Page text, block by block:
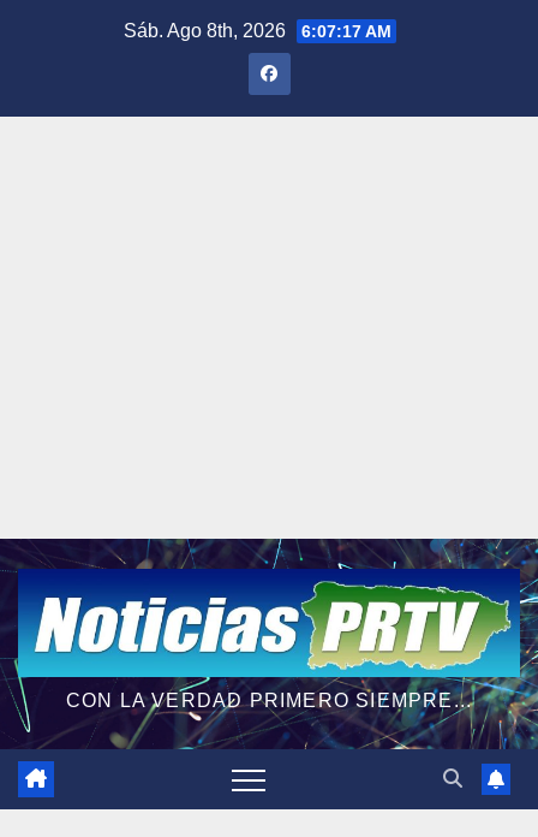
Sáb. Ago 8th, 2026 6:07:18 AM
CON LA VERDAD PRIMERO SIEMPRE...